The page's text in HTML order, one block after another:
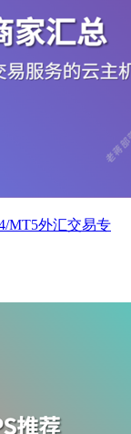
MT5外汇交易专